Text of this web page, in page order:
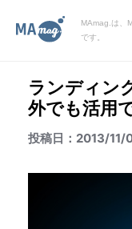
MAmag.は、
です。
ランディン
外でも活用
2013/11/